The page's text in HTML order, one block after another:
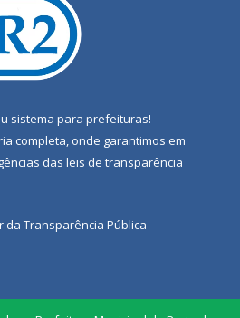
sistema para prefeituras!
completa, onde garantimos em
das leis de transparência
da Transparência Pública